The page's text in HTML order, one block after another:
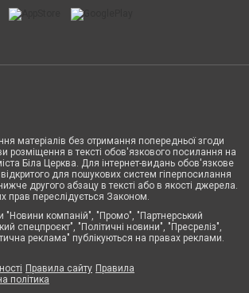
матеріалів без отримання попередньої згоди
розміщення в тексті обов'язкового посилання на
Біла Церква. Для інтернет-видань обов'язкове
для пошукових систем гіперпосилання
другого абзацу в тексті або в якості джерела.
прав переслідується Законом.
"Новини компаній", "Промо", "Партнерський
спецпроєкт", "Політичні новини", "Пресреліз",
реклама" публікуються на правах реклами.
Правила сайту Правила
політика